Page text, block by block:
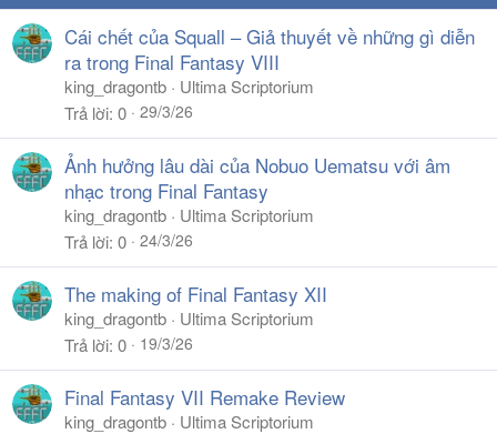
Cái chết của Squall – Giả thuyết về những gì diễn
ra trong Final Fantasy VIII
king_dragontb
Ultima Scriptorium
Trả lời 0 29/3/26
Ảnh hưởng lâu dài của Nobuo Uematsu với âm
nhạc trong Final Fantasy
king_dragontb
Ultima Scriptorium
Trả lời 0 24/3/26
The making of Final Fantasy XII
king_dragontb
Ultima Scriptorium
Trả lời 0 19/3/26
Final Fantasy VII Remake Review
king_dragontb
Ultima Scriptorium